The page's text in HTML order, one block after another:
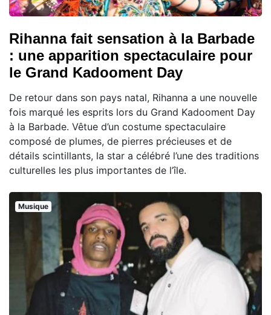
Rihanna fait sensation à la Barbade
: une apparition spectaculaire pour
le Grand Kadooment Day
De retour dans son pays natal, Rihanna a une nouvelle
fois marqué les esprits lors du Grand Kadooment Day
à la Barbade. Vêtue d’un costume spectaculaire
composé de plumes, de pierres précieuses et de
détails scintillants, la star a célébré l’une des traditions
culturelles les plus importantes de l’île.
Musique